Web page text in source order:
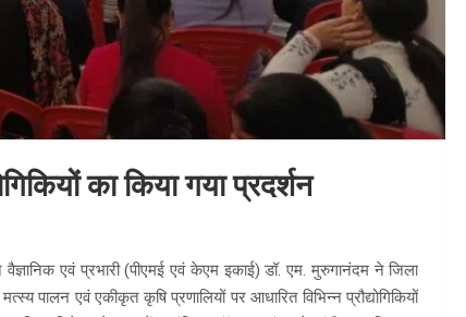
का किया गया प्रदर्शन
एवं प्रभारी (पीएमई एवं केएम इकाई) डॉ. एम. मुरुगानंदम ने जिला
पालन एवं एकीकृत कृषि प्रणालियों पर आधारित विभिन्न प्रौद्योगिकियों